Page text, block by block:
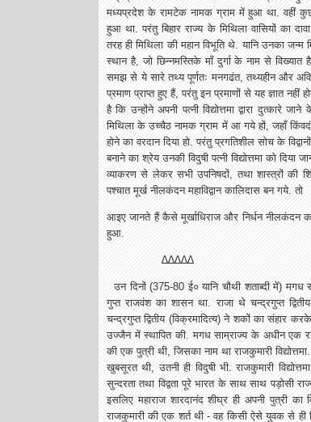
मध्यप्रदेश के रामटेक नामक ग्राम में हुआ था. वहीं
हुआ था. परंतु बिहार राज्य के मिथिला वासियों का
तरह ही मिथिला की महान विभूति थे. यानि उनका
स्थान है, जो छिन्नमस्तिके मॉं दुर्गा के नाम से
समझ से ये सारे तथ्य पूर्णतः मनगढंत, तथ्यहीन और
प्रमाण प्राप्त हुए हैं, परंतु इन प्रमाणों से यह ज्ञात
है कि उन्होंने अपनी पत्नी विद्योत्तमा द्वारा दुत्कारे
मिथिला के उच्चैठ नामक ग्राम में आ गये हों, जहाँ
होने का वरदान दिया हो. परंतु प्रगतिशील सोच के
बनाने का श्रेय उनकी विदुषी पत्नी विद्योत्तमा को दिया
व्याकरण से लेकर सभी उपनिषदों, तथा शास्त्रों की
पश्चात मूर्ख नीलकंदन महाविद्वान कालिदास बन गये. तो
आइए जानते हैं कैसे मूर्खाधिराज और निर्धन नीलकंदन का
हुआ.
∆∆∆∆∆
उन दिनों (375-80 ई० यानि चौथी शताब्दी में) मगध
गुप्त राजवंश का शासन था. राजा थे चन्द्रगुप्त
चन्द्रगुप्त द्वितीय (विक्रमादित्य) ने शकों का संहार
उज्जैन में स्थापित की. मगध साम्राज्य के अधीन एक
की एक पुत्री थी, जिसका नाम था राजकुमारी
खुबसूरत थी, उतनी ही विदुषी भी. राजकुमारी
सुन्दरता तथा विद्वता पूरे भारत के साथ साथ पड़ोसी
इसलिए महाराज शारदानंद शीघ्र ही अपनी पुत्री
राजकुमारी की एक शर्त थी - वह किसी ऐसे युवक से ही